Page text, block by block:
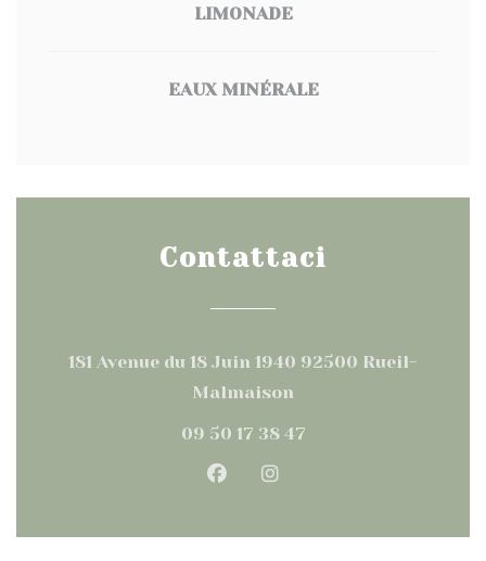
LIMONADE
EAUX MINÉRALE
Contattaci
181 Avenue du 18 Juin 1940 92500 Rueil-
Malmaison
09 50 17 38 47
Facebook ((apre una